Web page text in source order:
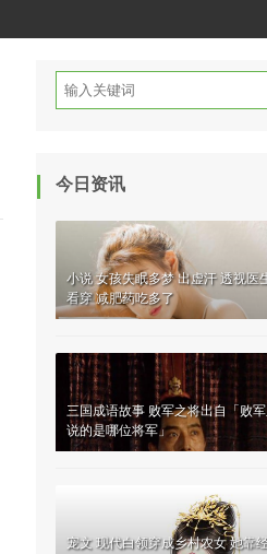
今日资讯
小说 女孩失眠多梦 出虚汗 透视医
看穿 减肥药吃多了
三国成语故事 败军之将出自「败
说的是哪位将军」
宠文 现代白领穿成乡村农女 她靠